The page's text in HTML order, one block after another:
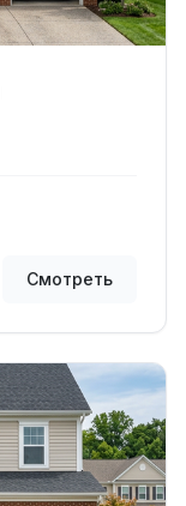
Смотреть